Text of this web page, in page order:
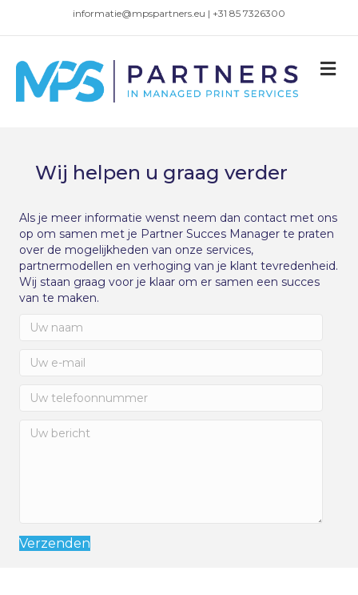
informatie@mpspartners.eu | +31 85 7326300
Wij helpen u graag verder
Als je meer informatie wenst neem dan contact met ons
op om samen met je Partner Succes Manager te praten
over de mogelijkheden van onze services,
partnermodellen en verhoging van je klant tevredenheid.
Wij staan graag voor je klaar om er samen een succes
van te maken.
Verzenden